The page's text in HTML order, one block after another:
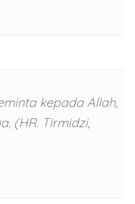
kepada Allah,
(HR. Tirmidzi,